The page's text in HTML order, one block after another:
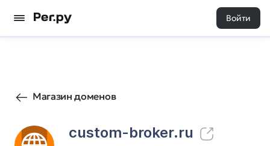
Войти
Магазин доменов
custom-broker.ru
31 0